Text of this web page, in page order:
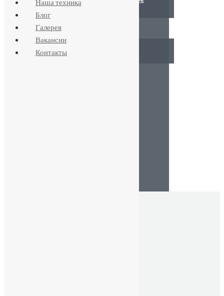
обслуживание скважин
ОБУСТРОЙСТВО
Летний вариант
Зимний вариант
Наша техника
Блог
Галерея
Вакансии
Контакты